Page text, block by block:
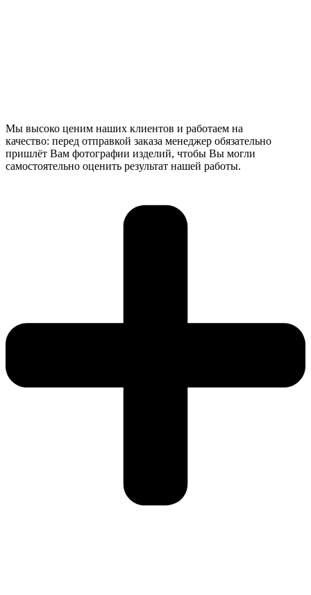
Мы высоко ценим наших клиентов и работаем на
качество: перед отправкой заказа менеджер обязательно
пришлёт Вам фотографии изделий, чтобы Вы могли
самостоятельно оценить результат нашей работы.